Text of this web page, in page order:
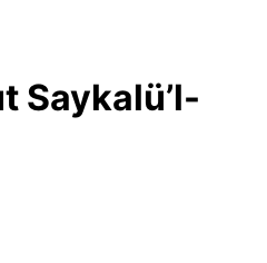
Saykalü’l-